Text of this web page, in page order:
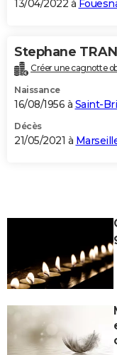
S'inscrire
Se connecter
Lycées
Collèges
Primaires
Universités
Entreprises
Service militaire
Avis de recherche
AVIS DE DÉCÈS
Bricolage
Lifestyle
Culture
Sport
Auto
Television
Voyage
Cinema
13/04/2022 à
Stephane
Créer une cagnotte
Naissance
16/08/1956 à Saint-
Décès
21/05/2021 à